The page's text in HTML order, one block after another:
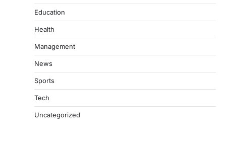
Education
Health
Management
News
Sports
Tech
Uncategorized